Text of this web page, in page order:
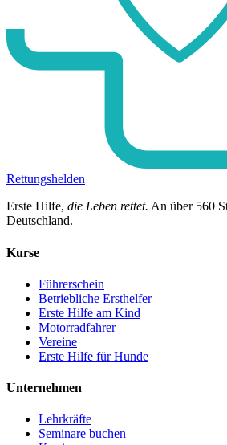
Rettungshelden
Erste Hilfe, die Leben rettet. An über 560
Deutschland.
Kurse
Führerschein
Betriebliche Ersthelfer
Erste Hilfe am Kind
Motorradfahrer
Vereine
Erste Hilfe für Hunde
Unternehmen
Lehrkräfte
Seminare buchen